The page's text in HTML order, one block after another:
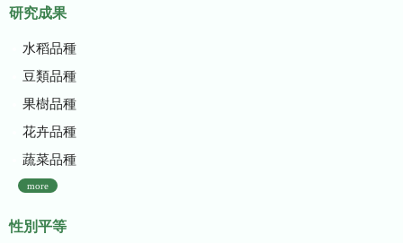
研究成果
水稻品種
豆類品種
果樹品種
花卉品種
蔬菜品種
more
性別平等